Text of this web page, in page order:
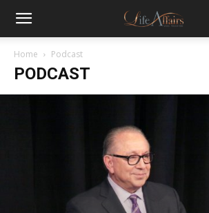
Home Podcast
PODCAST